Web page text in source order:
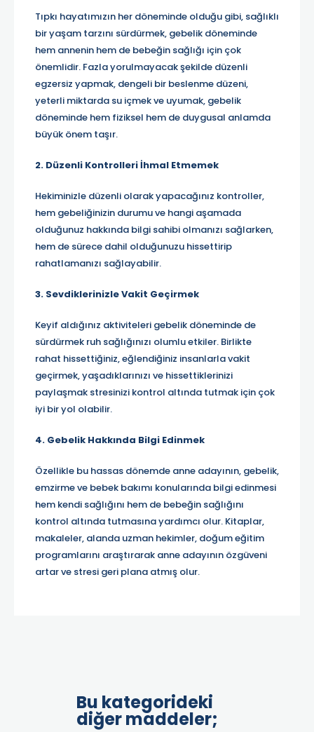
Tıpkı hayatımızın her döneminde olduğu gibi, sağlıklı
bir yaşam tarzını sürdürmek, gebelik döneminde
hem annenin hem de bebeğin sağlığı için çok
önemlidir. Fazla yorulmayacak şekilde düzenli
egzersiz yapmak, dengeli bir beslenme düzeni,
yeterli miktarda su içmek ve uyumak, gebelik
döneminde hem fiziksel hem de duygusal anlamda
büyük önem taşır.
2. Düzenli Kontrolleri İhmal Etmemek
Hekiminizle düzenli olarak yapacağınız kontroller,
hem gebeliğinizin durumu ve hangi aşamada
olduğunuz hakkında bilgi sahibi olmanızı sağlarken,
hem de sürece dahil olduğunuzu hissettirip
rahatlamanızı sağlayabilir.
3. Sevdiklerinizle Vakit Geçirmek
Keyif aldığınız aktiviteleri gebelik döneminde de
sürdürmek ruh sağlığınızı olumlu etkiler. Birlikte
rahat hissettiğiniz, eğlendiğiniz insanlarla vakit
geçirmek, yaşadıklarınızı ve hissettiklerinizi
paylaşmak stresinizi kontrol altında tutmak için çok
iyi bir yol olabilir.
4. Gebelik Hakkında Bilgi Edinmek
Özellikle bu hassas dönemde anne adayının, gebelik,
emzirme ve bebek bakımı konularında bilgi edinmesi
hem kendi sağlığını hem de bebeğin sağlığını
kontrol altında tutmasına yardımcı olur. Kitaplar,
makaleler, alanda uzman hekimler, doğum eğitim
programlarını araştırarak anne adayının özgüveni
artar ve stresi geri plana atmış olur.
Bu kategorideki
diğer maddeler;